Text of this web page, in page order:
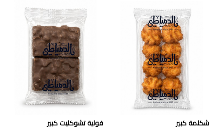
شكلمة كبير فولية تشوكليت كبير